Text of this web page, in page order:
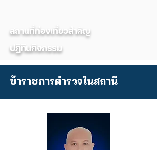
สถานที่ท่องเที่ยวสำคัญ
ปฎิทินกิจกรรม
ข้าราชการตำรวจในสถานี